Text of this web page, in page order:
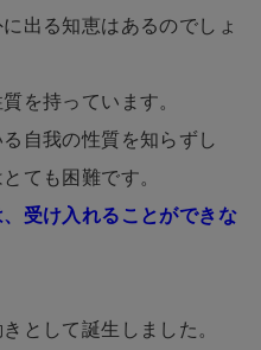
出る知恵はあるのでしょ
を持っています。
自我の性質を知らずし
ても困難です。
受け入れることができな
として誕生しました。